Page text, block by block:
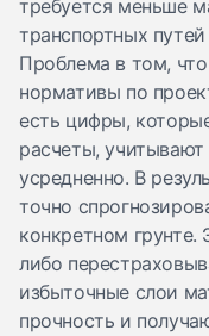
требуется меньше
транспортных
Проблема в том,
нормативы по
есть цифры,
расчеты, учитывают
усредненно. В
точно
конкретном
либо
избыточные слои
прочность и